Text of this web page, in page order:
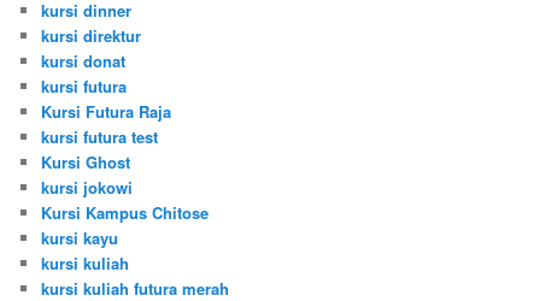
kursi dinner
kursi direktur
kursi donat
kursi futura
Kursi Futura Raja
kursi futura test
Kursi Ghost
kursi jokowi
Kursi Kampus Chitose
kursi kayu
kursi kuliah
kursi kuliah futura merah